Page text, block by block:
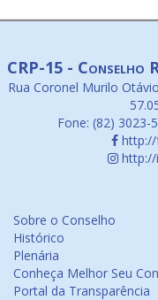
CRP-15 - Conselho
Rua Coronel Murilo
Fone: (82) 3023-
http://
Sobre o Conselho
Histórico
Plenária
Conheça Melhor Seu
Portal da Transparência